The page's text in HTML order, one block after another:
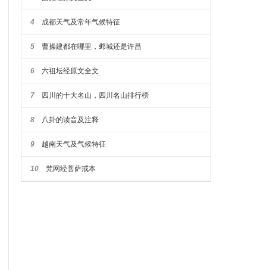
4 成都天气及常年气候特征
5 曹操建都在哪里，邺城还是许昌
6 六祖坛经原文全文
7 四川的十大名山，四川名山排行榜
8 八卦的读音及注释
9 越南天气及气候特征
10 梵网经菩萨戒本